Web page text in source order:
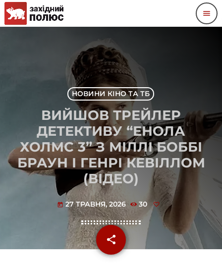
menu
НОВИНИ КІНО ТА ТБ
ВИЙШОВ ТРЕЙЛЕР
ДЕТЕКТИВУ “ЕНОЛА
ХОЛМС 3” З МІЛЛІ БОББІ
БРАУН І ГЕНРІ КЕВІЛЛОМ
(ВІДЕО)
today 27 ТРАВНЯ, 2026 30
share
email